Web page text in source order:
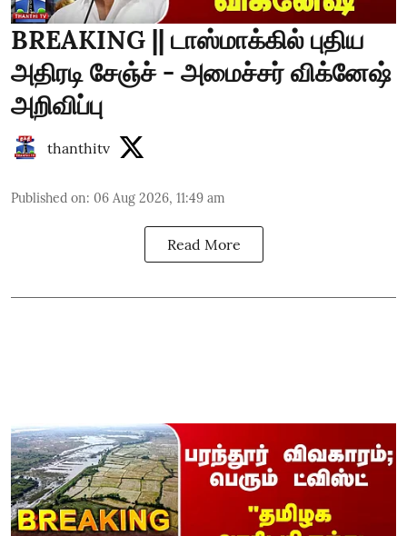
BREAKING || டாஸ்மாக்கில் புதிய
அதிரடி சேஞ்ச் - அமைச்சர் விக்னேஷ்
அறிவிப்பு
thanthitv
Published on: 06 Aug 2026, 11:49 am
Read More